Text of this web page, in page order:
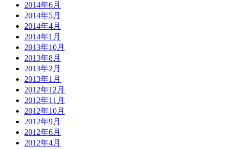
2014年6月
2014年5月
2014年4月
2014年1月
2013年10月
2013年8月
2013年2月
2013年1月
2012年12月
2012年11月
2012年10月
2012年9月
2012年6月
2012年4月